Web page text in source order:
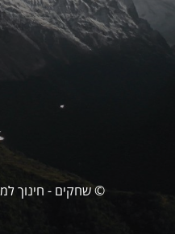
© שחקים - חינוך